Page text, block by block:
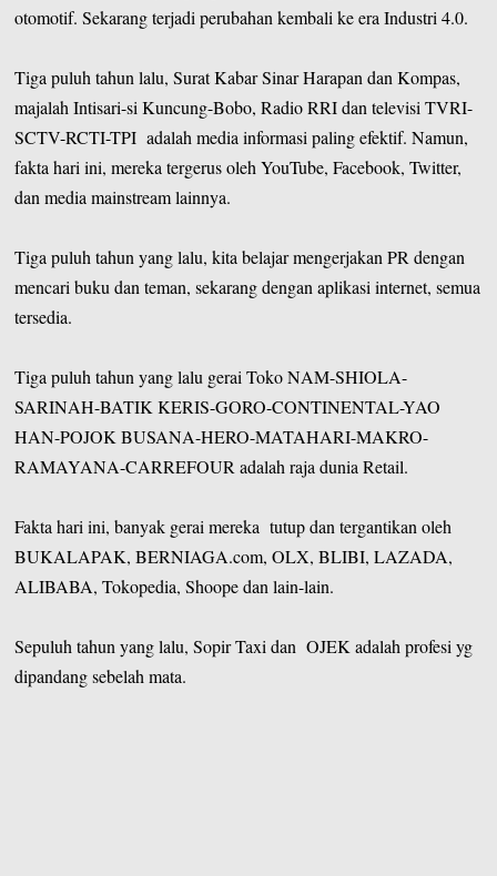
otomotif. Sekarang terjadi perubahan kembali ke era Industri 4.0.
Tiga puluh tahun lalu, Surat Kabar Sinar Harapan dan Kompas,
majalah Intisari-si Kuncung-Bobo, Radio RRI dan televisi TVRI-
SCTV-RCTI-TPI adalah media informasi paling efektif. Namun,
fakta hari ini, mereka tergerus oleh YouTube, Facebook, Twitter,
dan media mainstream lainnya.
Tiga puluh tahun yang lalu, kita belajar mengerjakan PR dengan
mencari buku dan teman, sekarang dengan aplikasi internet, semua
tersedia.
Tiga puluh tahun yang lalu gerai Toko NAM-SHIOLA-
SARINAH-BATIK KERIS-GORO-CONTINENTAL-YAO
HAN-POJOK BUSANA-HERO-MATAHARI-MAKRO-
RAMAYANA-CARREFOUR adalah raja dunia Retail.
Fakta hari ini, banyak gerai mereka tutup dan tergantikan oleh
BUKALAPAK, BERNIAGA.com, OLX, BLIBI, LAZADA,
ALIBABA, Tokopedia, Shoope dan lain-lain.
Sepuluh tahun yang lalu, Sopir Taxi dan OJEK adalah profesi yg
dipandang sebelah mata.